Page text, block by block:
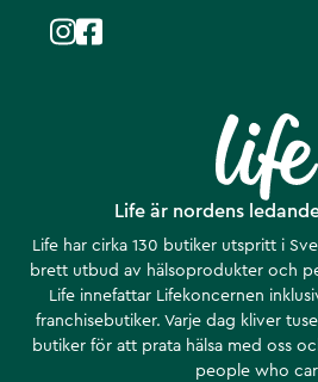
Life är nordens
Life har cirka 130 butiker utspritt i
brett utbud av hälsoprodukter och
Life innefattar Lifekoncernen
franchisebutiker. Varje dag kliver
butiker för att prata hälsa med oss
people who